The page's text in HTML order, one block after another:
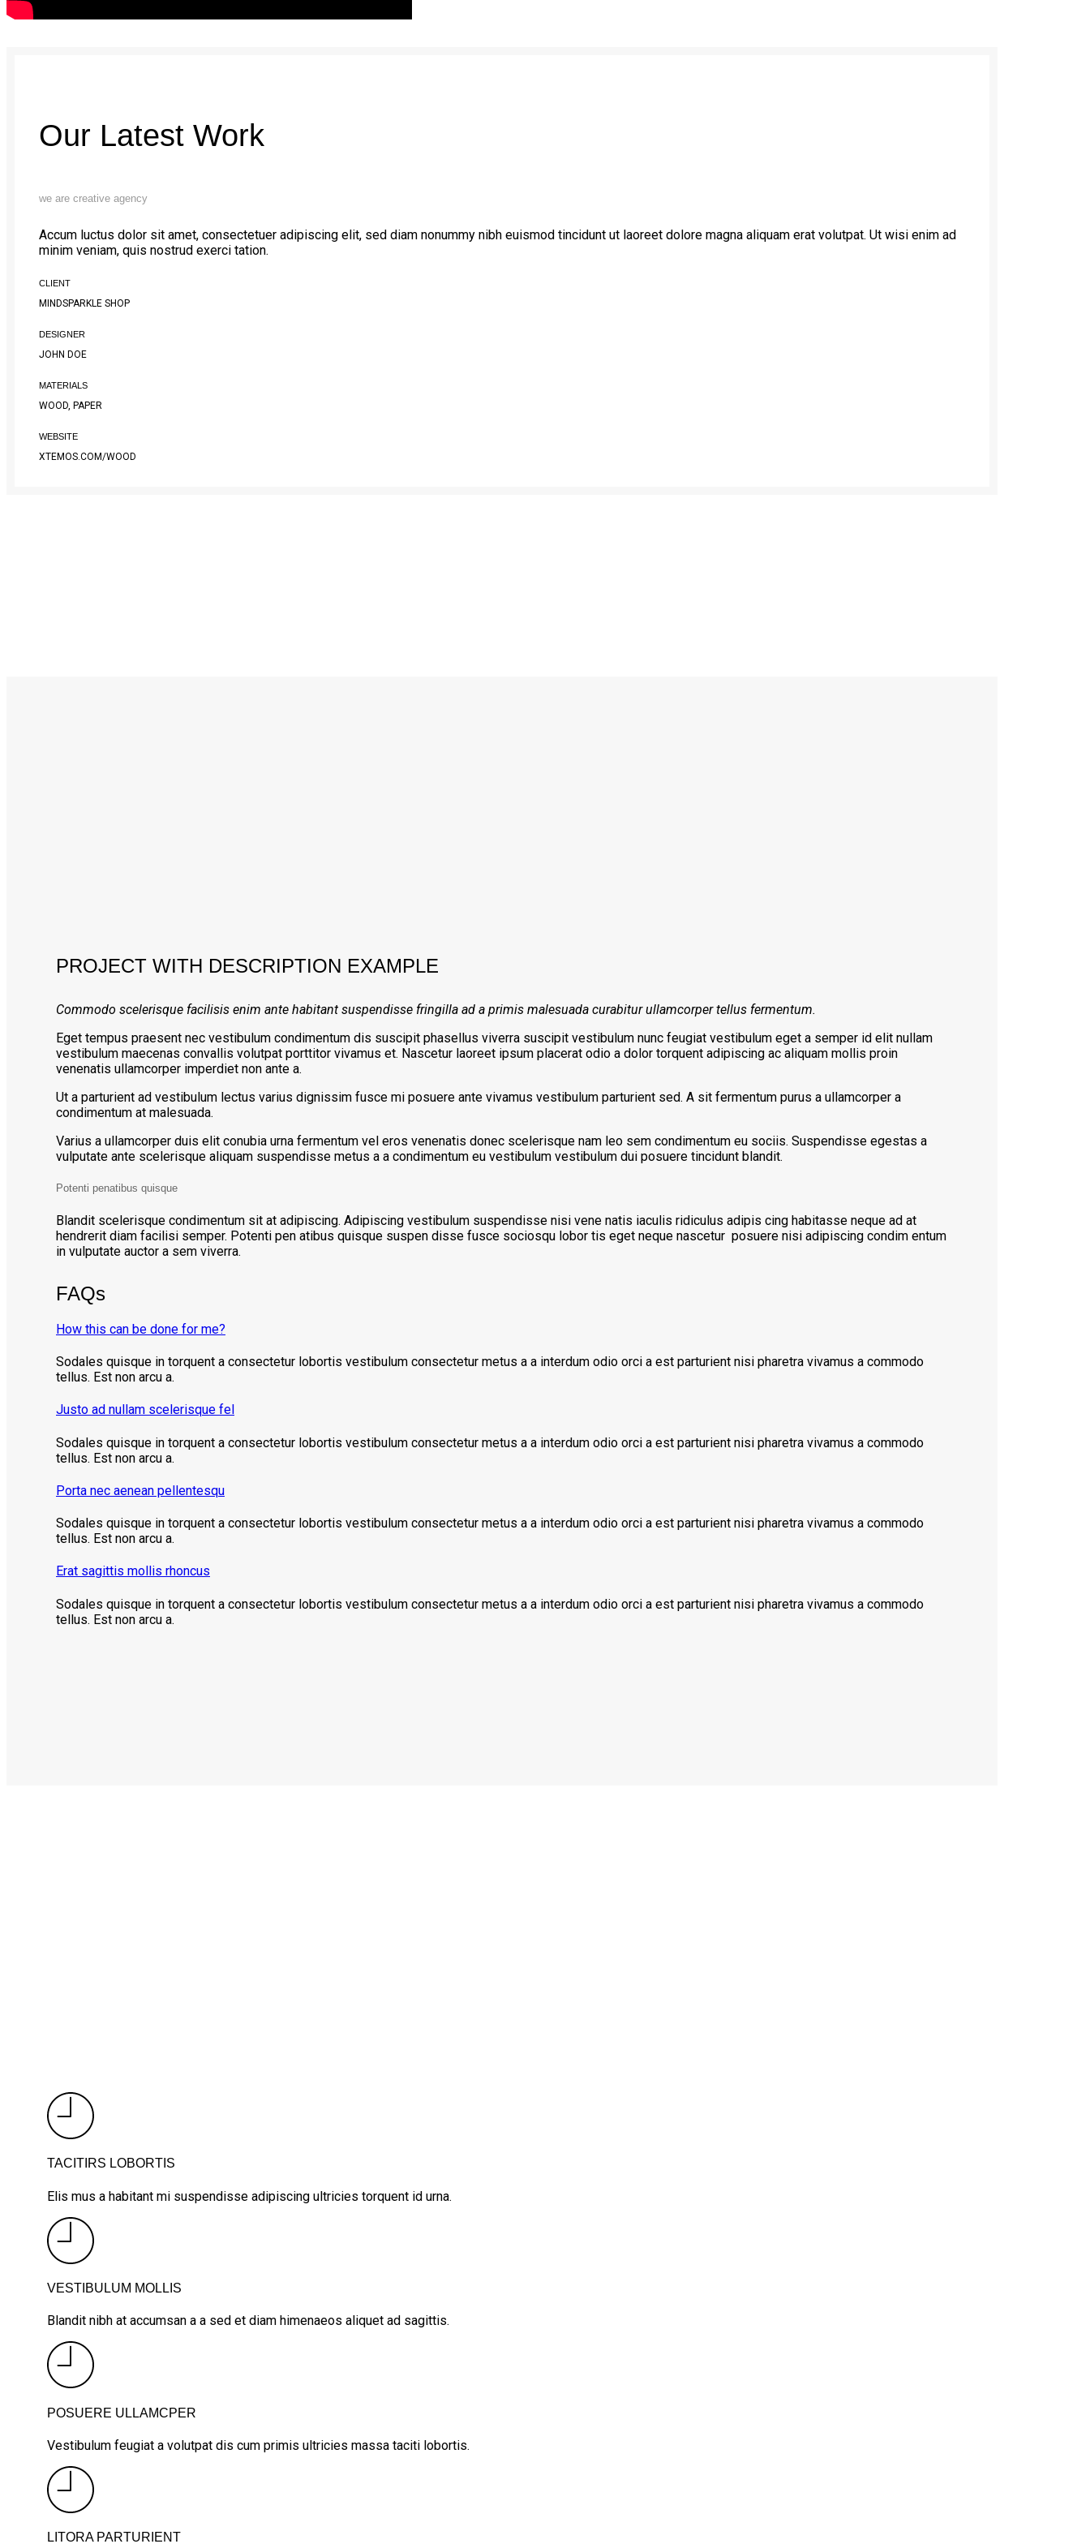
Our Latest Work
we are creative agency
Accum luctus dolor sit amet, consectetuer adipiscing elit, sed diam nonummy nibh euismod tincidunt ut laoreet dolore magna aliquam erat volutpat. Ut wisi enim ad
minim veniam, quis nostrud exerci tation.
CLIENT
MINDSPARKLE SHOP
DESIGNER
JOHN DOE
MATERIALS
WOOD, PAPER
WEBSITE
XTEMOS.COM/WOOD
PROJECT WITH DESCRIPTION EXAMPLE
Commodo scelerisque facilisis enim ante habitant suspendisse fringilla ad a primis malesuada curabitur ullamcorper tellus fermentum.
Eget tempus praesent nec vestibulum condimentum dis suscipit phasellus viverra suscipit vestibulum nunc feugiat vestibulum eget a semper id elit nullam
vestibulum maecenas convallis volutpat porttitor vivamus et. Nascetur laoreet ipsum placerat odio a dolor torquent adipiscing ac aliquam mollis proin
venenatis ullamcorper imperdiet non ante a.
Ut a parturient ad vestibulum lectus varius dignissim fusce mi posuere ante vivamus vestibulum parturient sed. A sit fermentum purus a ullamcorper a
condimentum at malesuada.
Varius a ullamcorper duis elit conubia urna fermentum vel eros venenatis donec scelerisque nam leo sem condimentum eu sociis. Suspendisse egestas a
vulputate ante scelerisque aliquam suspendisse metus a a condimentum eu vestibulum vestibulum dui posuere tincidunt blandit.
Potenti penatibus quisque
Blandit scelerisque condimentum sit at adipiscing. Adipiscing vestibulum suspendisse nisi vene natis iaculis ridiculus adipis cing habitasse neque ad at
hendrerit diam facilisi semper. Potenti pen atibus quisque suspen disse fusce sociosqu lobor tis eget neque nascetur posuere nisi adipiscing condim entum
in vulputate auctor a sem viverra.
FAQs
How this can be done for me?
Sodales quisque in torquent a consectetur lobortis vestibulum consectetur metus a a interdum odio orci a est parturient nisi pharetra vivamus a commodo
tellus. Est non arcu a.
Justo ad nullam scelerisque fel
Sodales quisque in torquent a consectetur lobortis vestibulum consectetur metus a a interdum odio orci a est parturient nisi pharetra vivamus a commodo
tellus. Est non arcu a.
Porta nec aenean pellentesqu
Sodales quisque in torquent a consectetur lobortis vestibulum consectetur metus a a interdum odio orci a est parturient nisi pharetra vivamus a commodo
tellus. Est non arcu a.
Erat sagittis mollis rhoncus
Sodales quisque in torquent a consectetur lobortis vestibulum consectetur metus a a interdum odio orci a est parturient nisi pharetra vivamus a commodo
tellus. Est non arcu a.
TACITIRS LOBORTIS
Elis mus a habitant mi suspendisse adipiscing ultricies torquent id urna.
VESTIBULUM MOLLIS
Blandit nibh at accumsan a a sed et diam himenaeos aliquet ad sagittis.
POSUERE ULLAMCPER
Vestibulum feugiat a volutpat dis cum primis ultricies massa taciti lobortis.
LITORA PARTURIENT